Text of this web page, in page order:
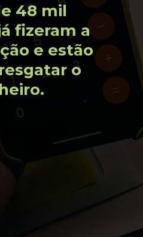
48 mil
fizeram a
e estão
o